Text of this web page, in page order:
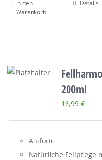
In den
Warenkorb
Details
200ml
16,99 €
Aniforte
Natürliche Fellpflege